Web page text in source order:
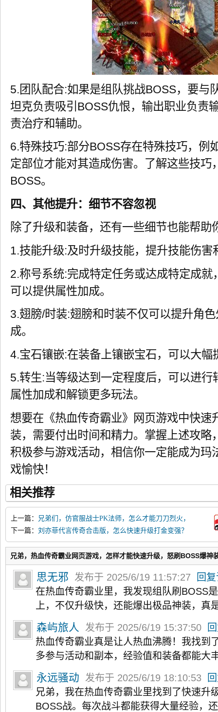
5.团队配合:如果是组队挑战BOSS，要与
坦克负责吸引BOSS仇恨，输出职业负责
责治疗和辅助。
6.特殊技巧:部分BOSS存在特殊技巧，例
定部位才能对其造成伤害。了解这些技巧
BOSS。
四、其他提升：细节不容忽视
除了升级和装备，还有一些细节也能帮助
1.技能升级:及时升级技能，提升技能伤害
2.称号系统:完成特定任务或达成特定成就
可以提供属性加成。
3.翅膀/时装:翅膀和时装不仅可以提升角
成。
4.宝石镶嵌:在装备上镶嵌宝石，可以大幅
5.转生:当等级达到一定程度后，可以进行
属性加成和解锁更多玩法。
想要在《热血传奇霸业》网页游戏中快速
装，需要付出时间和精力。掌握上述攻略
积极参与游戏活动，相信你一定能成为玛
戏愉快！
相关推荐
上一篇：
兄弟们，仿官服战士PK法师，怎么才能刀刀烈火，
问鼎沙城？
下一篇： 刘亦菲代言传奇合击版，怎么快速升级打金变强？
兄弟，热血传奇霸业网页游戏，怎样才能快速升级，怒刷BOSS爆神
思无邪 发布于 2025/6/19 11:57:27
回
在热血传奇霸业里，我发现组队刷BOSS
上，不仅升级快，还能爆出极品神装，真
森屿旅人 发布于 2025/6/19 15:37:50
热血传奇霸业真是让人热血沸腾！我找到
多参与活动和副本，经验值和装备都能大
永远骚动 发布于 2025/6/19 18:10:53
兄弟，我在热血传奇霸业里找到了快速升
BOSS战。每次战斗都能获得大量经验，